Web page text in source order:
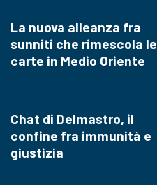
La nuova alleanza fra
sunniti che rimescola le
carte in Medio Oriente
Chat di Delmastro, il
confine fra immunità e
giustizia